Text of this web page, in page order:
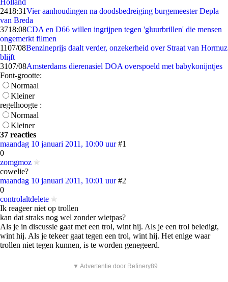
Holland
2418:31Vier aanhoudingen na doodsbedreiging burgemeester Depla
van Breda
3718:08CDA en D66 willen ingrijpen tegen 'gluurbrillen' die mensen
ongemerkt filmen
1107/08Benzineprijs daalt verder, onzekerheid over Straat van Hormuz
blijft
3107/08Amsterdams dierenasiel DOA overspoeld met babykonijntjes
Font-grootte:
Normaal
Kleiner
regelhoogte :
Normaal
Kleiner
37 reacties
maandag 10 januari 2011, 10:00 uur #1
0
zomgmoz
cowelie?
maandag 10 januari 2011, 10:01 uur #2
0
controlaltdelete
Ik reageer niet op trollen
kan dat straks nog wel zonder wietpas?
Als je in discussie gaat met een trol, wint hij. Als je een trol beledigt,
wint hij. Als je tekeer gaat tegen een trol, wint hij. Het enige waar
trollen niet tegen kunnen, is te worden genegeerd.
▼ Advertentie door Refinery89